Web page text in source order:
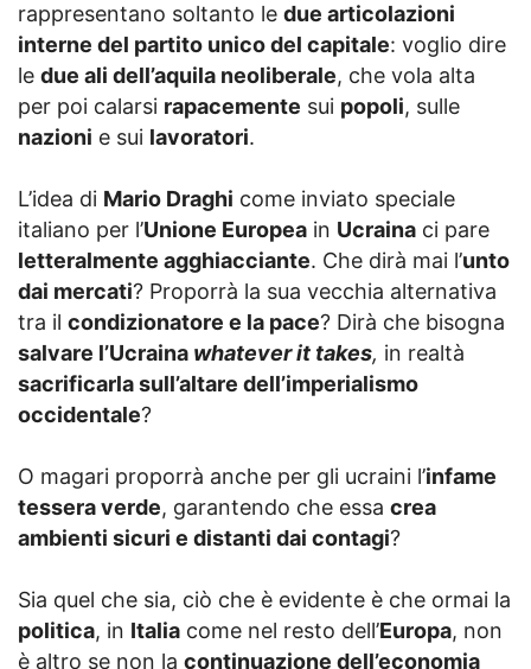
rappresentano soltanto le due articolazioni
interne del partito unico del capitale: voglio dire
le due ali dell’aquila neoliberale, che vola alta
per poi calarsi rapacemente sui popoli, sulle
nazioni e sui lavoratori.
L’idea di Mario Draghi come inviato speciale
italiano per l’Unione Europea in Ucraina ci pare
letteralmente agghiacciante. Che dirà mai l’unto
dai mercati? Proporrà la sua vecchia alternativa
tra il condizionatore e la pace? Dirà che bisogna
salvare l’Ucraina whatever it takes, in realtà
sacrificarla sull’altare dell’imperialismo
occidentale?
O magari proporrà anche per gli ucraini l’infame
tessera verde, garantendo che essa crea
ambienti sicuri e distanti dai contagi?
Sia quel che sia, ciò che è evidente è che ormai la
politica, in Italia come nel resto dell’Europa, non
è altro se non la continuazione dell’economia